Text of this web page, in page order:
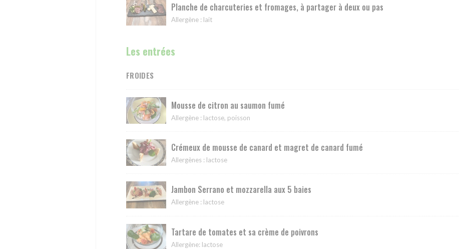
Planche de charcuteries et fromages, à partager à deux ou pas
Allergène : lait
Les entrées
FROIDES
Mousse de citron au saumon fumé
Allergène : lactose, poisson
Crémeux de mousse de canard et magret de canard fumé
Allergènes : lactose
Jambon Serrano et mozzarella aux 5 baies
Allergène : lactose
Tartare de tomates et sa crème de poivrons
Allergène: lactose